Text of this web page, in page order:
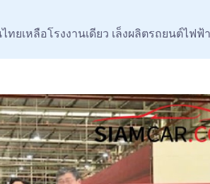
ทยเหลือโรงงานเดียว เล็งผลิตรถยนต์ไฟฟ้